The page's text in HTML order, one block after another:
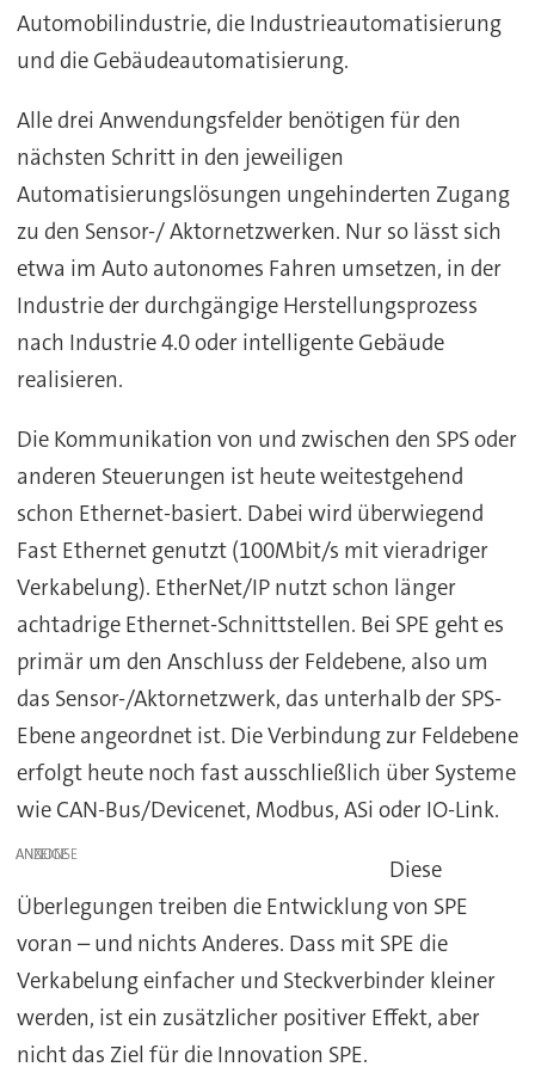
Automobilindustrie, die Industrieautomatisierung
und die Gebäudeautomatisierung.
Alle drei Anwendungsfelder benötigen für den
nächsten Schritt in den jeweiligen
Automatisierungslösungen ungehinderten Zugang
zu den Sensor-/ Aktornetzwerken. Nur so lässt sich
etwa im Auto autonomes Fahren umsetzen, in der
Industrie der durchgängige Herstellungsprozess
nach Industrie 4.0 oder intelligente Gebäude
realisieren.
Die Kommunikation von und zwischen den SPS oder
anderen Steuerungen ist heute weitestgehend
schon Ethernet-basiert. Dabei wird überwiegend
Fast Ethernet genutzt (100Mbit/s mit vieradriger
Verkabelung). EtherNet/IP nutzt schon länger
achtadrige Ethernet-Schnittstellen. Bei SPE geht es
primär um den Anschluss der Feldebene, also um
das Sensor-/Aktornetzwerk, das unterhalb der SPS-
Ebene angeordnet ist. Die Verbindung zur Feldebene
erfolgt heute noch fast ausschließlich über Systeme
wie CAN-Bus/Devicenet, Modbus, ASi oder IO-Link.
ANZEIGE
Diese
Überlegungen treiben die Entwicklung von SPE
voran – und nichts Anderes. Dass mit SPE die
Verkabelung einfacher und Steckverbinder kleiner
werden, ist ein zusätzlicher positiver Effekt, aber
nicht das Ziel für die Innovation SPE.